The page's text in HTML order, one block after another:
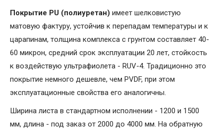
Покрытие PU (полиуретан) имеет шелковистую
матовую фактуру, устойчив к перепадам температуры и к
царапинам, толщина комплекса с грунтом составляет 40-
60 микрон, средний срок эксплуатации 20 лет, стойкость
к воздействую ультрафиолета - RUV-4. Традиционно это
покрытие немного дешевле, чем PVDF, при этом
эксплуатационные свойства его аналогичны.
Ширина листа в стандартном исполнении - 1200 и 1500
мм, длина - под заказ от 2000 до 4000 мм. На обратную